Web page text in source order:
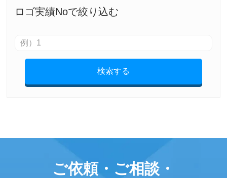
ロゴ実績Noで絞り込む
検索する
ご依頼・ご相談・